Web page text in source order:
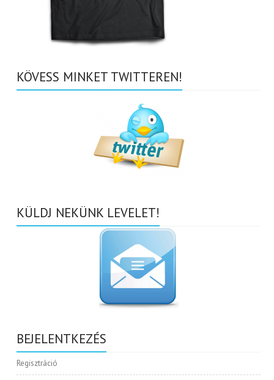
KÖVESS MINKET TWITTEREN!
KÜLDJ NEKÜNK LEVELET!
BEJELENTKEZÉS
Regisztráció